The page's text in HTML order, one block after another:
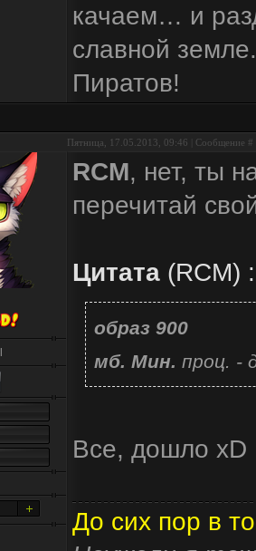
качаем… и
славной
Пиратов!
Пятница, 17.05.2013, 09:46 | Сообщение #
RCM, нет, ты
перечитай
Цитата (RCM) :
образ 900
мб. Мин. проц. -
Все, дошло xD
До сих пор в